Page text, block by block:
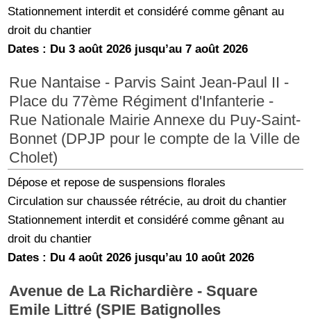
Stationnement interdit et considéré comme gênant au
droit du chantier
Dates : Du 3 août 2026 jusqu’au 7 août 2026
Rue Nantaise - Parvis Saint Jean-Paul II -
Place du 77ème Régiment d'Infanterie -
Rue Nationale Mairie Annexe du Puy-Saint-
Bonnet (DPJP pour le compte de la Ville de
Cholet)
Dépose et repose de suspensions florales
Circulation sur chaussée rétrécie, au droit du chantier
Stationnement interdit et considéré comme gênant au
droit du chantier
Dates : Du 4 août 2026 jusqu’au 10 août 2026
Avenue de La Richardière - Square
Emile Littré (SPIE Batignolles